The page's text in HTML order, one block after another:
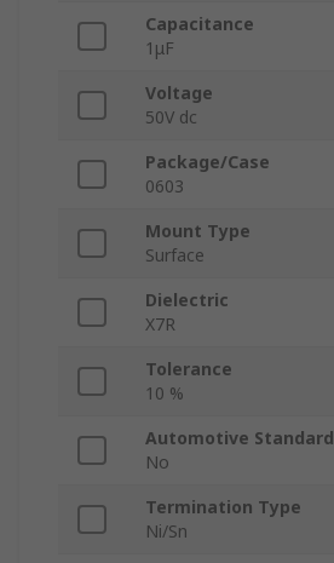
Capacitance
1μF
Voltage
50V dc
Package/Case
0603
Mount Type
Surface
Dielectric
X7R
Tolerance
10 %
Automotive Standard
No
Termination Type
Ni/Sn